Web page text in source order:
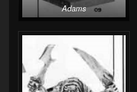
Adams